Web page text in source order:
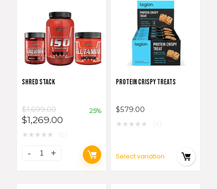
SHRED STACK
$1,699.00
$1,269.00
25%
★★★★★
PROTEIN CRISPY TREATS
$579.00
★★★★★
Select variation